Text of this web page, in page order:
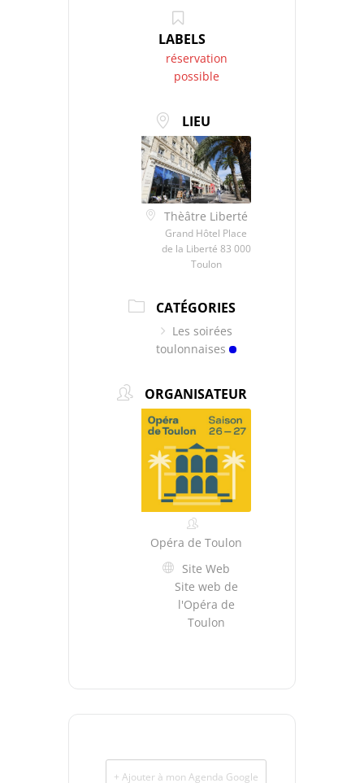
LABELS
réservation
possible
LIEU
Thèâtre Liberté
Grand Hôtel Place
de la Liberté 83 000
Toulon
CATÉGORIES
Les soirées
toulonnaises
ORGANISATEUR
Opéra de Toulon
Site Web
Site web de
l'Opéra de
Toulon
+ Ajouter à mon Agenda Google